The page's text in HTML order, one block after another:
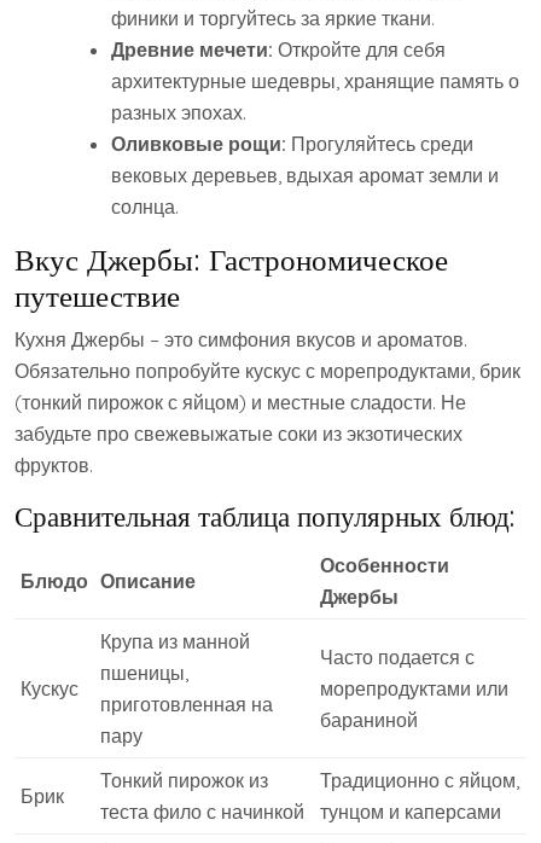
финики и торгуйтесь за яркие ткани.
Древние мечети: Откройте для себя
архитектурные шедевры, хранящие память о
разных эпохах.
Оливковые рощи: Прогуляйтесь среди
вековых деревьев, вдыхая аромат земли и
солнца.
Вкус Джербы: Гастрономическое
путешествие
Кухня Джербы – это симфония вкусов и ароматов.
Обязательно попробуйте кускус с морепродуктами, брик
(тонкий пирожок с яйцом) и местные сладости. Не
забудьте про свежевыжатые соки из экзотических
фруктов.
Сравнительная таблица популярных блюд:
Блюдо Описание
Особенности
Джербы
Кускус
Крупа из манной
пшеницы,
приготовленная на
пару
Часто подается с
морепродуктами или
бараниной
Брик
Тонкий пирожок из
теста фило с начинкой
Традиционно с яйцом,
тунцом и каперсами